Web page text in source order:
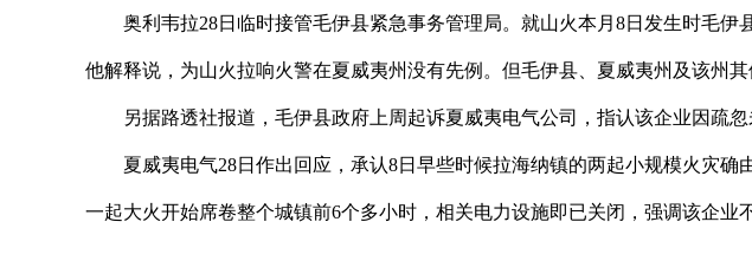
奥利韦拉28日临时接管毛伊县紧急事务管理局。就山火本月8日发生时毛伊
他解释说，为山火拉响火警在夏威夷州没有先例。但毛伊县、夏威夷州及该州其
另据路透社报道，毛伊县政府上周起诉夏威夷电气公司，指认该企业因疏
夏威夷电气28日作出回应，承认8日早些时候拉海纳镇的两起小规模火灾确
一起大火开始席卷整个城镇前6个多小时，相关电力设施即已关闭，强调该企业